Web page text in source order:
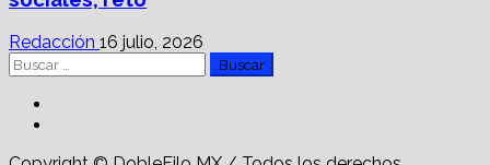
Redacción 16 julio, 2026
Buscar: